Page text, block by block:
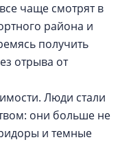
чаще смотрят в
района и
получить
отрыва от
Люди стали
они больше не
и темные